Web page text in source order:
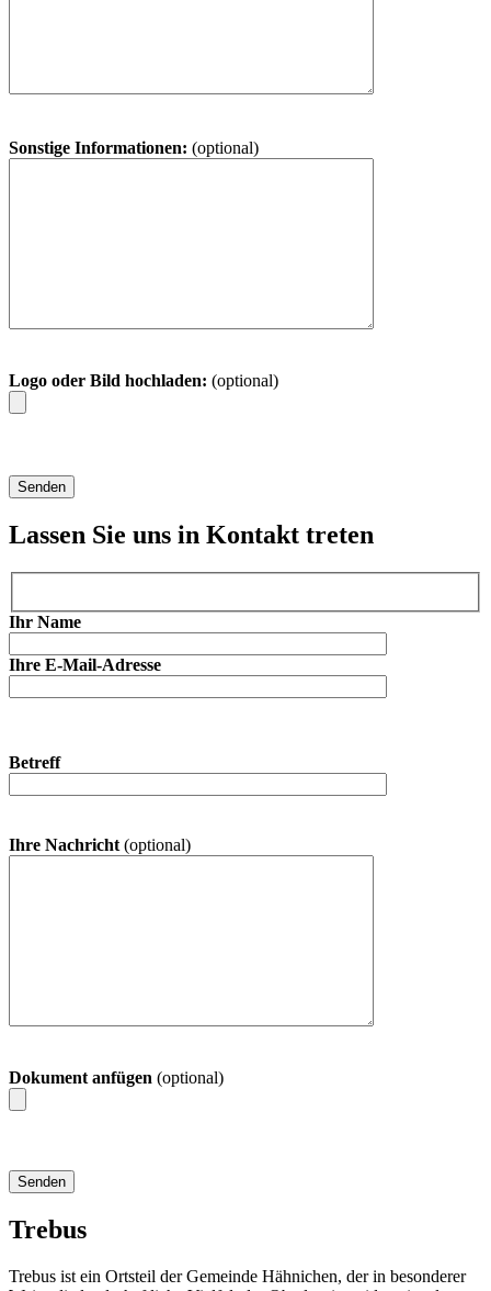
Sonstige Informationen: (optional)
Logo oder Bild hochladen: (optional)
Lassen Sie uns in Kontakt treten
Ihr Name
Ihre E-Mail-Adresse
Betreff
Ihre Nachricht (optional)
Dokument anfügen (optional)
Trebus
Trebus ist ein Ortsteil der Gemeinde Hähnichen, der in besonderer